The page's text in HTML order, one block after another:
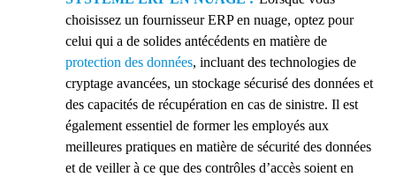
choisissez un fournisseur ERP en nuage, optez pour
celui qui a de solides antécédents en matière de
protection des données, incluant des technologies de
cryptage avancées, un stockage sécurisé des données et
des capacités de récupération en cas de sinistre. Il est
également essentiel de former les employés aux
meilleures pratiques en matière de sécurité des données
et de veiller à ce que des contrôles d’accès soient en